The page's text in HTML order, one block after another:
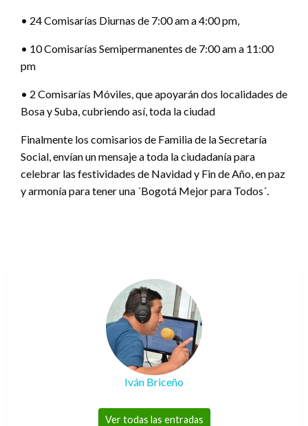
• 24 Comisarías Diurnas de 7:00 am a 4:00 pm,
• 10 Comisarías Semipermanentes de 7:00 am a 11:00
pm
• 2 Comisarías Móviles, que apoyarán dos localidades de
Bosa y Suba, cubriendo así, toda la ciudad
Finalmente los comisarios de Familia de la Secretaría
Social, envían un mensaje a toda la ciudadanía para
celebrar las festividades de Navidad y Fin de Año, en paz
y armonía para tener una ´Bogotá Mejor para Todos´.
Iván Briceño
Ver todas las entradas